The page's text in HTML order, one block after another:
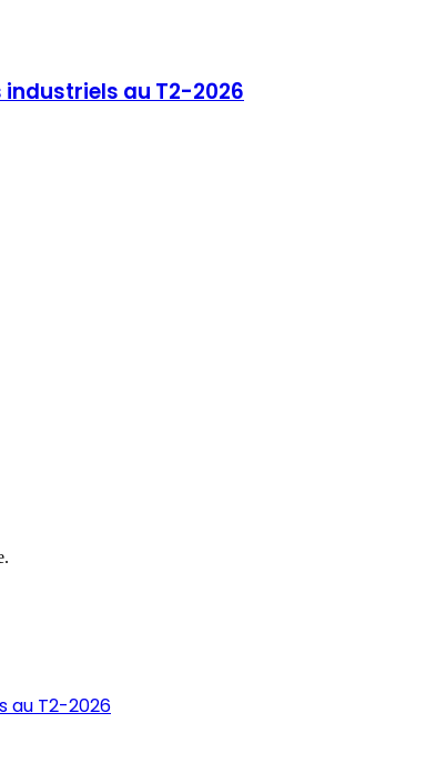
industriels au T2-2026
au T2-2026